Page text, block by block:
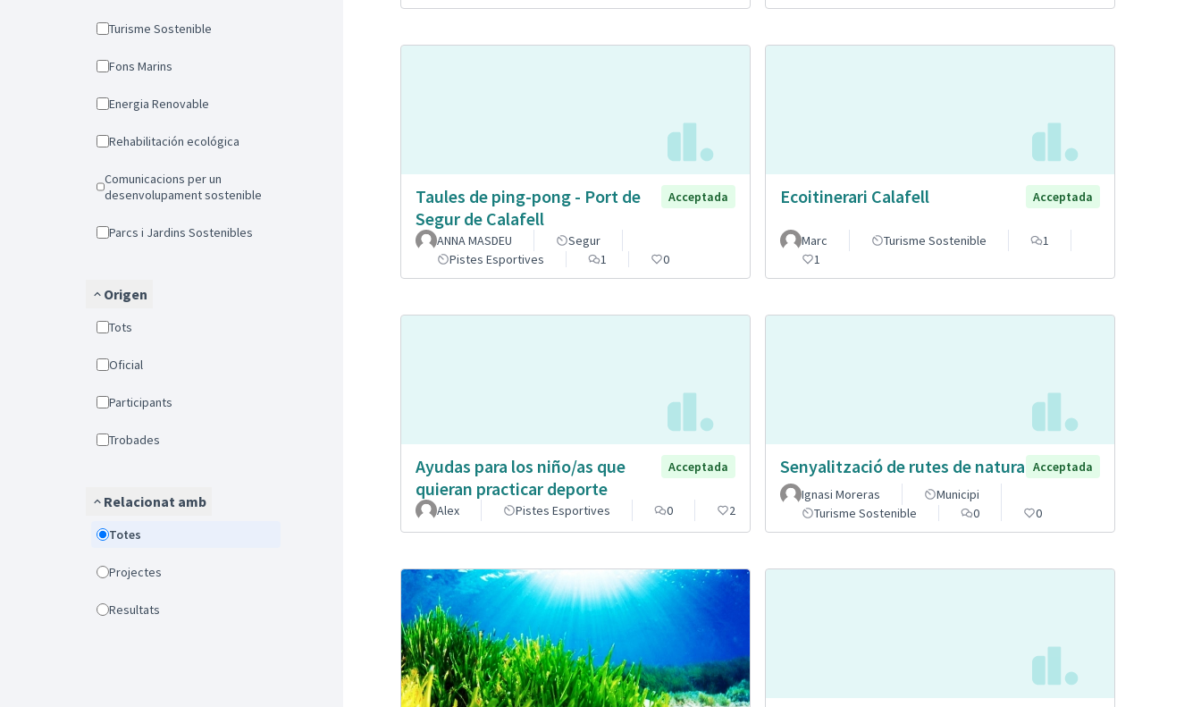
Turisme Sostenible
Fons Marins
Energia Renovable
Rehabilitación ecológica
Comunicacions per un
desenvolupament sostenible
Parcs i Jardins Sostenibles
Origen
Tots
Oficial
Participants
Trobades
Relacionat amb
Totes
Projectes
Resultats
Taules de ping-pong - Port de
Segur de Calafell
Acceptada
ANNA MASDEU
Segur
Pistes Esportives
1 0
Ecoitinerari Calafell Acceptada
Marc Turisme Sostenible
1
1
Ayudas para los niño/as que
quieran practicar deporte
Acceptada
Alex Pistes Esportives 0 2
Senyalització de rutes de natura Acceptada
Ignasi Moreras
Municipi
Turisme Sostenible
0 0